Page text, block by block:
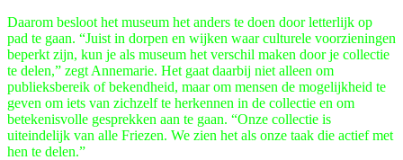
Daarom besloot het museum het anders te doen door letterlijk op
pad te gaan. “Juist in dorpen en wijken waar culturele voorzieningen
beperkt zijn, kun je als museum het verschil maken door je collectie
te delen,” zegt Annemarie. Het gaat daarbij niet alleen om
publieksbereik of bekendheid, maar om mensen de mogelijkheid te
geven om iets van zichzelf te herkennen in de collectie en om
betekenisvolle gesprekken aan te gaan. “Onze collectie is
uiteindelijk van alle Friezen. We zien het als onze taak die actief met
hen te delen.”